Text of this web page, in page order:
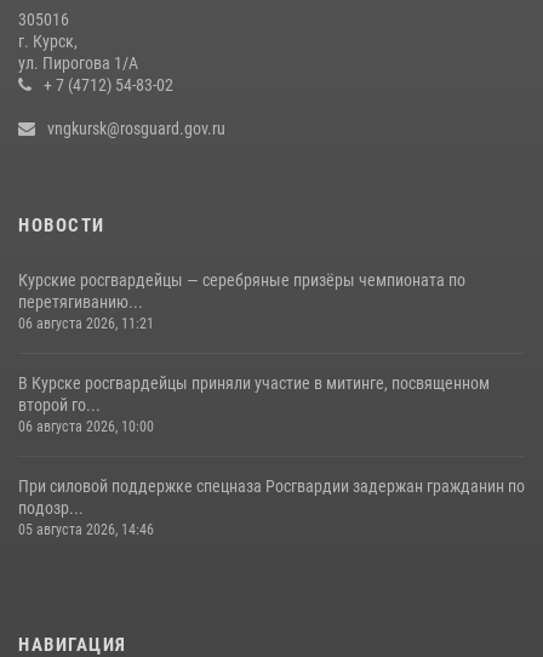
Центральный округ Росгвардии отмечает 105-летие
15 июля 2026, 10:00
305016
г. Курск,
ул. Пирогова 1/А
+ 7 (4712) 54-83-02
vngkursk@rosguard.gov.ru
НОВОСТИ
Курские росгвардейцы — серебряные призёры чемпионата по
перетягиванию...
06 августа 2026, 11:21
В Курске росгвардейцы приняли участие в митинге, посвященном
второй го...
06 августа 2026, 10:00
При силовой поддержке спецназа Росгвардии задержан гражданин по
подозр...
05 августа 2026, 14:46
НАВИГАЦИЯ